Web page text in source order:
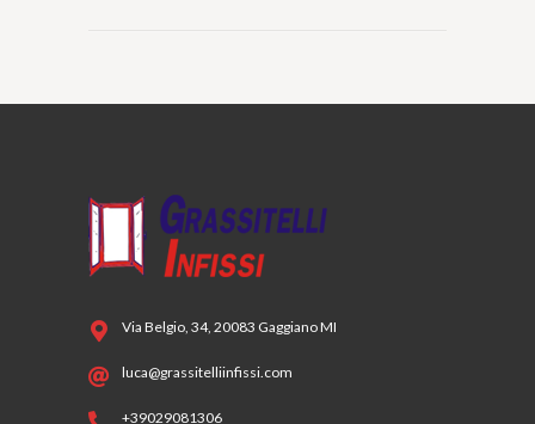
Via Belgio, 34, 20083 Gaggiano MI
luca@grassitelliinfissi.com
+39029081306